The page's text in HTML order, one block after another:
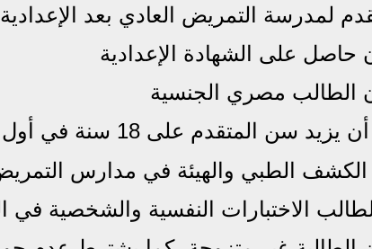
لمدرسة التمريض العادي بعد الإعدادية 2021